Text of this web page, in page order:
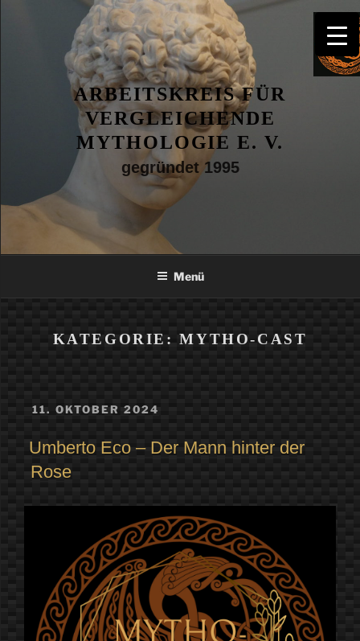
ARBEITSKREIS FÜR
VERGLEICHENDE
MYTHOLOGIE E. V.
gegründet 1995
Menü
KATEGORIE:MYTHO-CAST
VERÖFFENTLICHT
11. OKTOBER 2024
Umberto Eco – Der Mann hinter der
Rose